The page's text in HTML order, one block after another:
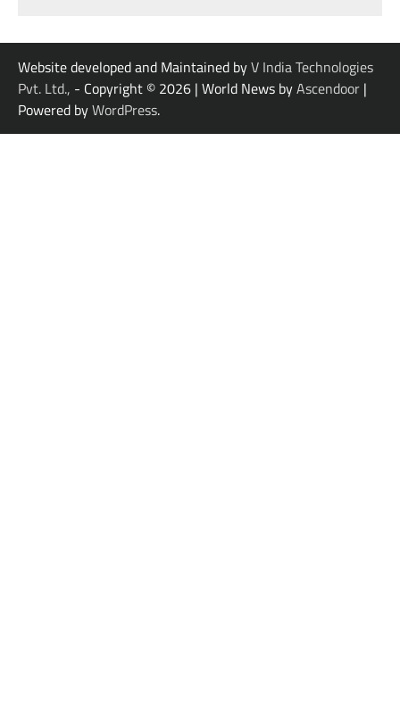
Website developed and Maintained byV India Technologies
Pvt. Ltd., - Copyright © 2026 | World News byAscendoor |
Powered byWordPress.